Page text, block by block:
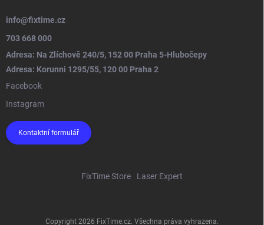
info@fixtime.cz
703 668 000
Adresa: Na Zlíchově 240/5, 152 00 Praha 5-Hlubočepy
Adresa: Korunni 1295/55, 120 00 Praha 2
Facebook
Instagram
Kontaktní formulář
FixTime Store Laser Expert
Copyright 2026 FixTime.cz . Všechna práva vyhrazena.